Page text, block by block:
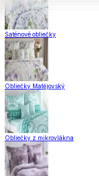
Saténové obliečky
Obliečky Matějovský
Obliečky z mikrovlákna